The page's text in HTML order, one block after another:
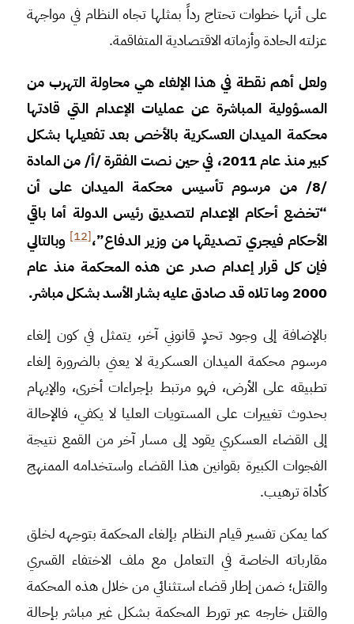
على أنها خطوات تحتاج رداً بمثلها تجاه النظام في مواجهة
عزلته الحادة وأزماته الاقتصادية المتفاقمة.
ولعل أهم نقطة في هذا الإلغاء هي محاولة التهرب من
المسؤولية المباشرة عن عمليات الإعدام التي قادتها
محكمة الميدان العسكرية بالأخص بعد تفعيلها بشكل
كبير منذ عام 2011، في حين نصت الفقرة /أ/ من المادة
/8/ من مرسوم تأسيس محكمة الميدان على أن
“تخضع أحكام الإعدام لتصديق رئيس الدولة أما باقي
الأحكام فيجري تصديقها من وزير الدفاع”،[12]
وبالتالي
فإن كل قرار إعدام صدر عن هذه المحكمة منذ عام
2000 وما تلاه قد صادق عليه بشار الأسد بشكل مباشر.
بالإضافة إلى وجود تحدٍ قانوني آخر، يتمثل في كون إلغاء
مرسوم محكمة الميدان العسكرية لا يعني بالضرورة إلغاء
تطبيقه على الأرض، فهو مرتبط بإجراءات أخرى، والإيهام
بحدوث تغييرات على المستويات العليا لا يكفي، فالإحالة
إلى القضاء العسكري يقود إلى مسار آخر من القمع نتيجة
الفجوات الكبيرة بقوانين هذا القضاء واستخدامه الممنهج
كأداة ترهيب.
كما يمكن تفسير قيام النظام بإلغاء المحكمة بتوجهه لخلق
مقارباته الخاصة في التعامل مع ملف الاختفاء القسري
والقتل؛ ضمن إطار قضاء استثنائي من خلال هذه المحكمة
والقتل خارجه عبر تورط المحكمة بشكل غير مباشر بإحالة